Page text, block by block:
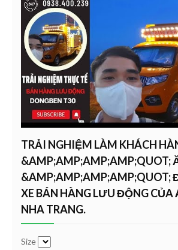
TRẢI NGHIỆM LÀM KHÁCH
&AMP;AMP;AMP;AMP;QUOT;
&AMP;AMP;AMP;AMP;QUOT;
XE BÁN HÀNG LƯU ĐỘNG CỦA
NHA TRANG.
Size